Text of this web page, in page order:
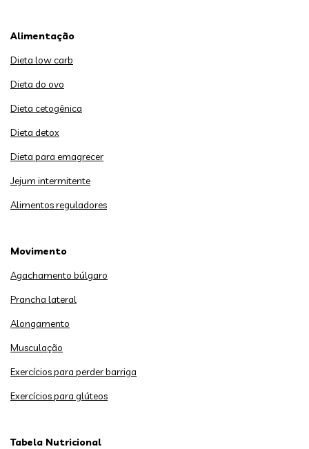
Alimentação
Dieta low carb
Dieta do ovo
Dieta cetogênica
Dieta detox
Dieta para emagrecer
Jejum intermitente
Alimentos reguladores
Movimento
Agachamento búlgaro
Prancha lateral
Alongamento
Musculação
Exercícios para perder barriga
Exercícios para glúteos
Tabela Nutricional